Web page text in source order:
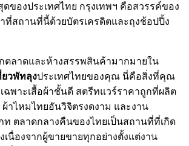
ของประเทศไทย กรุงเทพฯ คือสวรรค์ของ
สถานที่นี้ด้วยบัตรเครดิตและถุงช้อปปิ้ง
ตลาดและห้างสรรพสินค้ามากมายใน
ยวพัทลุงประเทศไทยของคุณ นี่คือสิ่งที่คุณ
ฉพาะเสื้อผ้าชั้นดี สตรีทแวร์ราคาถูกที่ผลิต
าไหมไทยอันวิจิตรงดงาม และงาน
ท ตลาดกลางคืนของไทยเป็นสถานที่ที่เกิด
นื่องจากผู้ขายขายทุกอย่างตั้งแต่งาน